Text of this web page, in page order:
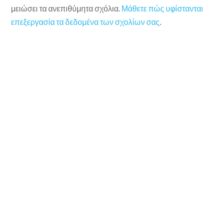
μειώσει τα ανεπιθύμητα σχόλια. Μάθετε πώς υφίστανται
επεξεργασία τα δεδομένα των σχολίων σας.